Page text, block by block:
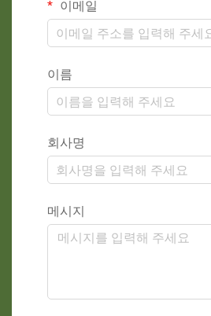
이메일
이름
회사명
메시지